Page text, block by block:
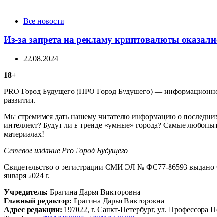
CategoriesВсе новости
Из-за запрета на рекламу криптовалюты
22.08.2024
18+
PRO Город Будущего (ПРО Город Будущего) —
развития.
Мы стремимся дать нашему читателю информацию о
интеллект? Будут ли в тренде «умные» города? Самые
материалах!
Сетевое издание Рrо Город Будущего
Свидетельство о регистрации СМИ ЭЛ № ФС77-86593 выдано
января 2024 г.
Учредитель: Брагина Дарья Викторовна
Главный редактор: Брагина Дарья Викторовна
Адрес редакции: 197022, г. Санкт-Петербург, ул.